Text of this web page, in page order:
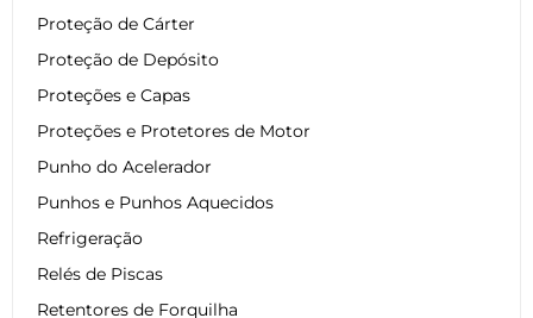
Proteção de Cárter
Proteção de Depósito
Proteções e Capas
Proteções e Protetores de Motor
Punho do Acelerador
Punhos e Punhos Aquecidos
Refrigeração
Relés de Piscas
Retentores de Forquilha